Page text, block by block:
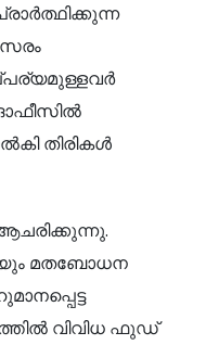
തിരികൾ
മതബോധന
വിവിധ ഫുഡ്